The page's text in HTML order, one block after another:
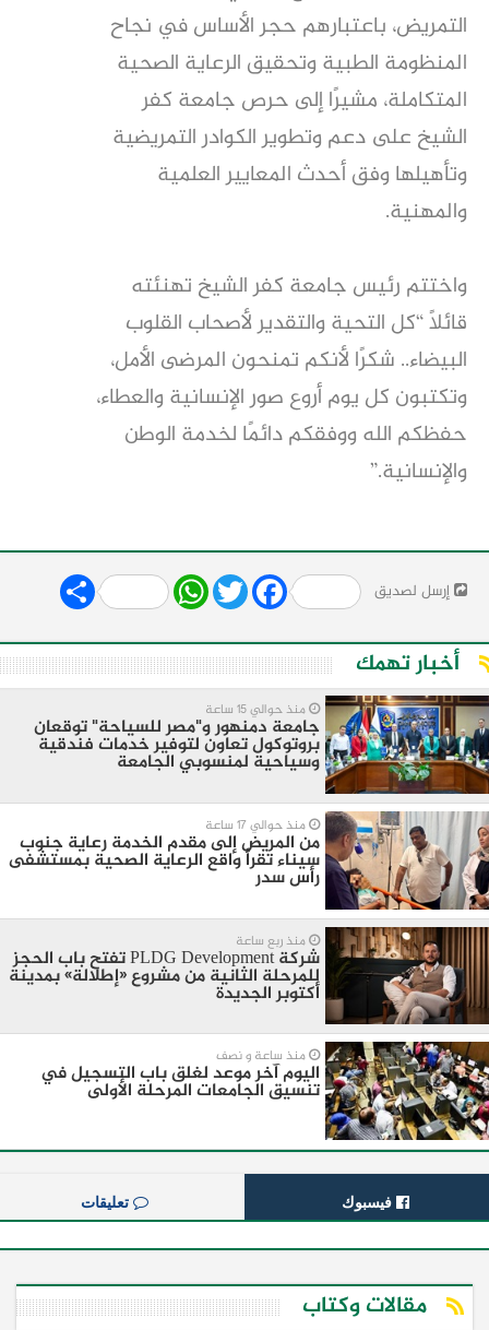
التمريض، باعتبارهم حجر الأساس في نجاح
المنظومة الطبية وتحقيق الرعاية الصحية
المتكاملة، مشيرًا إلى حرص جامعة كفر
الشيخ على دعم وتطوير الكوادر التمريضية
وتأهيلها وفق أحدث المعايير العلمية
والمهنية.
واختتم رئيس جامعة كفر الشيخ تهنئته
قائلًا “كل التحية والتقدير لأصحاب القلوب
البيضاء.. شكرًا لأنكم تمنحون المرضى الأمل،
وتكتبون كل يوم أروع صور الإنسانية والعطاء،
حفظكم الله ووفقكم دائمًا لخدمة الوطن
والإنسانية.”
إرسل لصديق Share WhatsApp
Twitter Facebook
أخبار تهمك
منذ حوالي 15 ساعة
جامعة دمنهور و"مصر للسياحة" توقعان
بروتوكول تعاون لتوفير خدمات فندقية
وسياحية لمنسوبي الجامعة
منذ حوالي 17 ساعة
من المريض إلى مقدم الخدمة رعاية جنوب
سيناء تقرأ واقع الرعاية الصحية بمستشفى
رأس سدر
منذ ربع ساعة
شركة PLDG Development تفتح باب الحجز
للمرحلة الثانية من مشروع «إطلالة» بمدينة
أكتوبر الجديدة
منذ ساعة و نصف
اليوم آخر موعد لغلق باب التسجيل في
تنسيق الجامعات المرحلة الأولى
فيسبوك تعليقات
مقالات وكتاب